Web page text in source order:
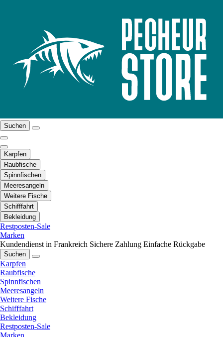
Suchen
Karpfen
Raubfische
Spinnfischen
Meeresangeln
Weitere Fische
Schifffahrt
Bekleidung
Restposten-Sale
Marken
Kundendienst in Frankreich Sichere Zahlung Einfache Rückgabe
Suchen
Karpfen
Raubfische
Spinnfischen
Meeresangeln
Weitere Fische
Schifffahrt
Bekleidung
Restposten-Sale
Marken